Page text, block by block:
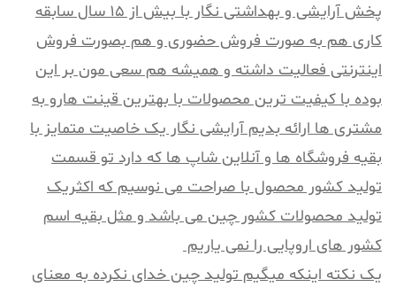
پخش آرایشی و بهداشتی نگار با بیش از 15 سال سابقه
کاری هم به صورت فروش حضوری و هم بصورت فروش
اینترنتی فعالیت داشته و همیشه هم سعی مون بر این
بوده با کیفیت ترین محصولات با بهترین قینت هارو به
مشتری ها ارائه بدیم آرایشی نگار یک خاصیت متمایز با
بقیه فروشگاه ها و آنلاین شاپ ها که دارد تو قسمت
تولید کشور محصول با صراحت می نوسیم که اکثریک
تولید محصولات کشور چین می باشد و مثل بقیه اسم
کشور های اروپایی را نمی یاریم
یک نکته اینکه میگیم تولید چین خدای نکرده به معنای